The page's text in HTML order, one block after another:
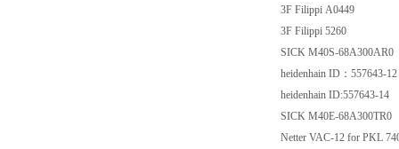
3F Filippi A0449
3F Filippi 5260
SICK M40S-68A300AR0
heidenhain ID：557643-
heidenhain ID:557643-14
SICK M40E-68A300TR0
Netter VAC-12 for PKL